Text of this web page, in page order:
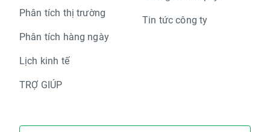
Phân tích thị trường
Phân tích hàng ngày
Lịch kinh tế
TRỢ GIÚP
Tin tức công ty